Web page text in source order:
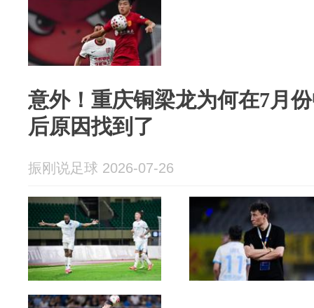
意外！重庆铜梁龙为何在7月
后原因找到了
振刚说足球 2026-07-26